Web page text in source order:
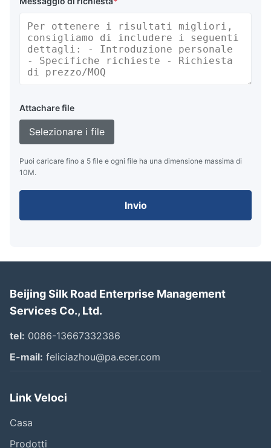
Attachare file
Selezionare i file
Puoi caricare fino a 5 file e ogni file ha una dimensione massima di
10M.
Invio
Beijing Silk Road Enterprise Management
Services Co., Ltd.
tel: 0086-13667332386
E-mail: feliciazhou@pa.ecer.com
Link Veloci
Casa
Prodotti